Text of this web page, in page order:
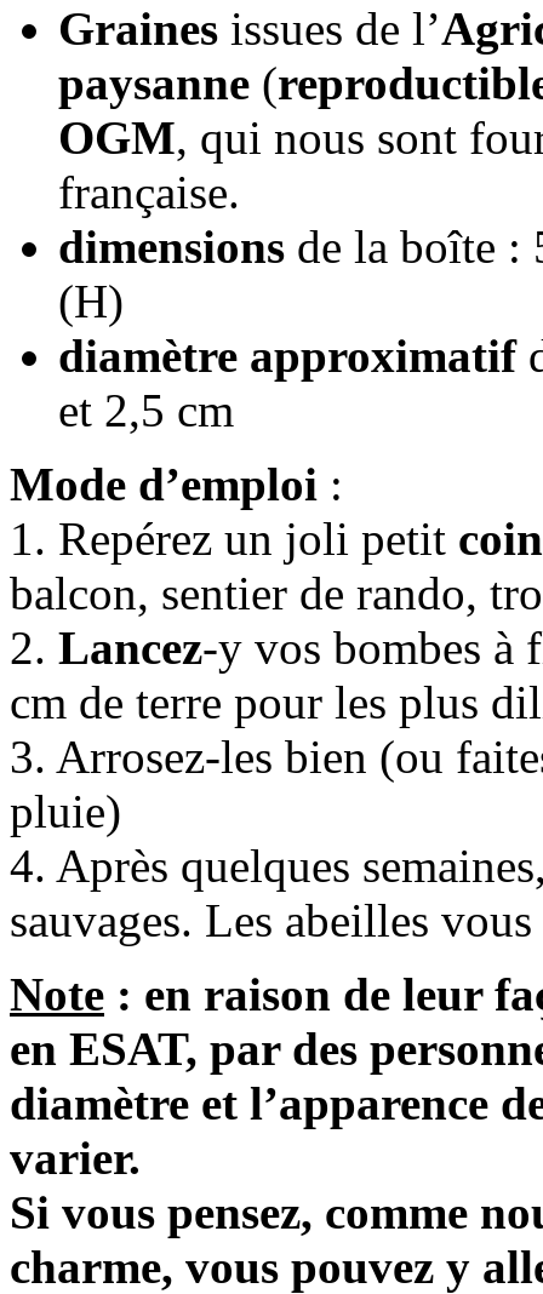
Graines issues de l’
paysanne (
OGM, qui nous sont
française.
dimensions de la boîte :
(H)
diamètre approximatif
et 2,5 cm
Mode d’emploi :
1. Repérez un joli petit
balcon, sentier de rando,
2. Lancez-y vos bombes à
cm de terre pour les plus
3. Arrosez-les bien (ou
pluie)
4. Après quelques
sauvages. Les abeilles
Note : en raison de leur
en ESAT, par des
diamètre et l’apparence
varier.
Si vous pensez, comme
charme, vous pouvez y